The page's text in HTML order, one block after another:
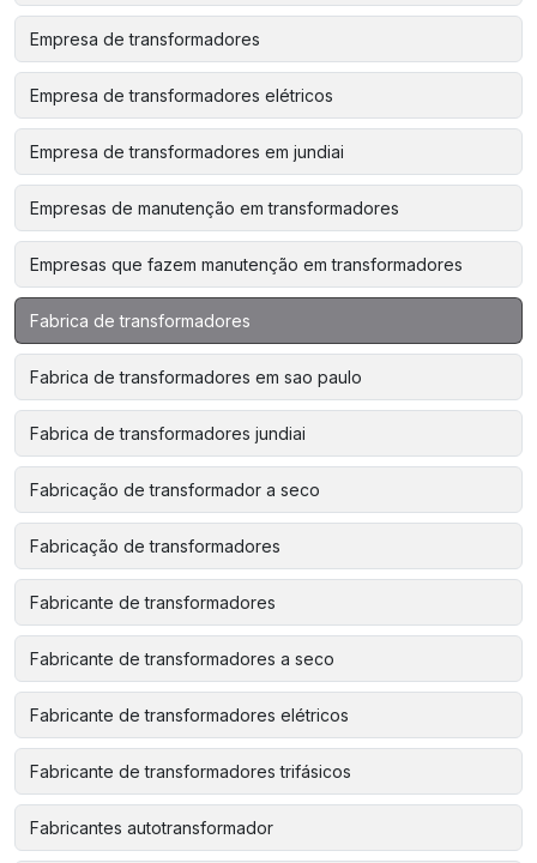
Empresa de transformadores
Empresa de transformadores elétricos
Empresa de transformadores em jundiai
Empresas de manutenção em transformadores
Empresas que fazem manutenção em transformadores
Fabrica de transformadores
Fabrica de transformadores em sao paulo
Fabrica de transformadores jundiai
Fabricação de transformador a seco
Fabricação de transformadores
Fabricante de transformadores
Fabricante de transformadores a seco
Fabricante de transformadores elétricos
Fabricante de transformadores trifásicos
Fabricantes autotransformador